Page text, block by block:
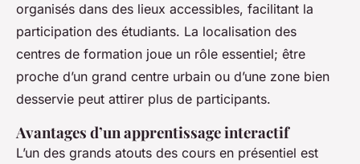
organisés dans des lieux accessibles, facilitant la
participation des étudiants. La localisation des
centres de formation joue un rôle essentiel; être
proche d’un grand centre urbain ou d’une zone bien
desservie peut attirer plus de participants.
Avantages d’un apprentissage interactif
L’un des grands atouts des cours en présentiel est